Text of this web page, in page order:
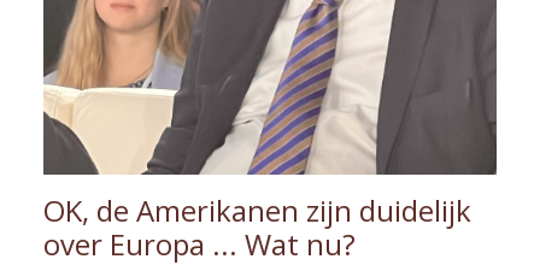
OK, de Amerikanen zijn duidelijk
over Europa ... Wat nu?